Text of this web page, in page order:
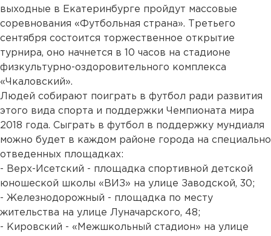
выходные в Екатеринбурге пройдут массовые
соревнования «Футбольная страна». Третьего
сентября состоится торжественное открытие
турнира, оно начнется в 10 часов на стадионе
физкультурно-оздоровительного комплекса
«Чкаловский».
Людей собирают поиграть в футбол ради развития
этого вида спорта и поддержки Чемпионата мира
2018 года. Сыграть в футбол в поддержку мундиаля
можно будет в каждом районе города на специально
отведенных площадках:
- Верх-Исетский - площадка спортивной детской
юношеской школы «ВИЗ» на улице Заводской, 30;
- Железнодорожный - площадка по месту
жительства на улице Луначарского, 48;
- Кировский - «Межшкольный стадион» на улице